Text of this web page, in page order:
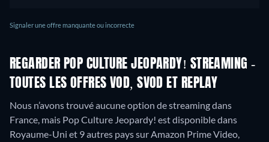
Signaler une offre manquante ou incorrecte
REGARDER POP CULTURE JEOPARDY! STREAMING -
TOUTES LES OFFRES VOD, SVOD ET REPLAY
Nous n’avons trouvé aucune option de streaming dans
France, mais Pop Culture Jeopardy! est disponible dans
Royaume-Uni et 9 autres pays sur Amazon Prime Video,